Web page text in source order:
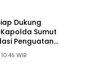
Dukung
Sumut
Penguatan
WIB